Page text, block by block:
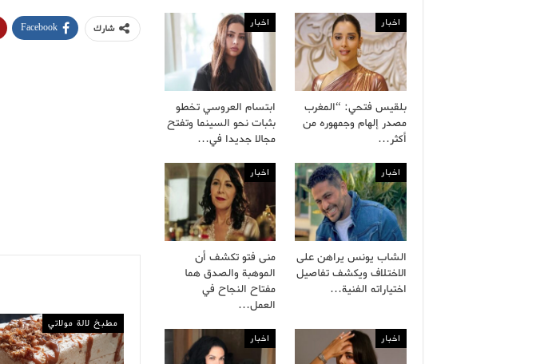
شارك Facebook
مطبخ لالة مولاتي
اخبار
بلقيس فتحي: “المغرب
مصدر إلهام وجمهوره من
أكثر…
اخبار
ابتسام العروسي تخطو
بثبات نحو السينما وتفتح
مجالا جديدا في…
اخبار
الشاب يونس يراهن على
الاختلاف ويكشف تفاصيل
اختياراته الفنية…
اخبار
منى فتو تكشف أن
الموهبة والصدق هما
مفتاح النجاح في
العمل…
اخبار اخبار